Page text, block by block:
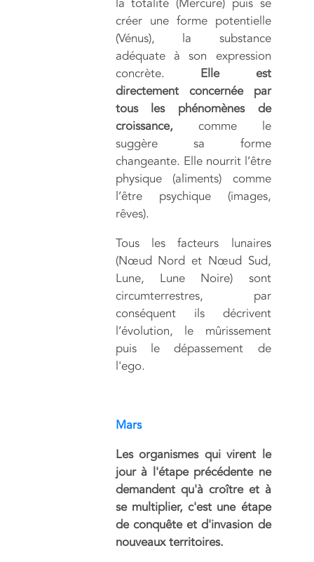
créer une forme potentielle
(Vénus), la substance
adéquate à son expression
concrète. Elle est
directement concernée par
tous les phénomènes de
croissance,comme le
suggère sa forme
changeante. Elle nourrit l’être
physique (aliments) comme
l’être psychique (images,
rêves).
Tous les facteurs lunaires
(Nœud Nord et Nœud Sud,
Lune, Lune Noire) sont
circumterrestres, par
conséquent ils décrivent
l’évolution, le mûrissement
puis le dépassement de
l'ego.
Mars
Les organismes qui virent le
jour à l'étape précédente ne
demandent qu'à croître et à
se multiplier, c'est une étape
de conquête et d'invasion de
nouveaux territoires.